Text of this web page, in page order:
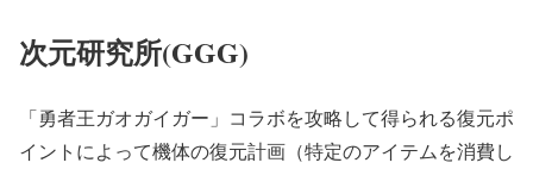
次元研究所(GGG)
「勇者王ガオガイガー」コラボを攻略して得られる復元ポ
イントによって機体の復元計画（特定のアイテムを消費し